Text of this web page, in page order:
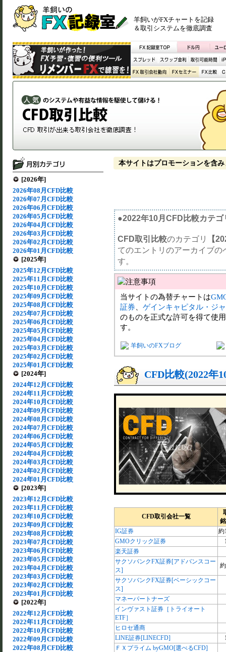
羊飼いがFXチャートを記録
＆取引システムを徹底調査
[2026年]
2026年08月CFD比較
2026年07月CFD比較
2026年06月CFD比較
2026年05月CFD比較
2026年04月CFD比較
2026年03月CFD比較
2026年02月CFD比較
2026年01月CFD比較
[2025年]
2025年12月CFD比較
2025年11月CFD比較
2025年10月CFD比較
2025年09月CFD比較
2025年08月CFD比較
2025年07月CFD比較
2025年06月CFD比較
2025年05月CFD比較
2025年04月CFD比較
2025年03月CFD比較
2025年02月CFD比較
2025年01月CFD比較
[2024年]
2024年12月CFD比較
2024年11月CFD比較
2024年10月CFD比較
2024年09月CFD比較
2024年08月CFD比較
2024年07月CFD比較
2024年06月CFD比較
2024年05月CFD比較
2024年04月CFD比較
2024年03月CFD比較
2024年02月CFD比較
2024年01月CFD比較
[2023年]
2023年12月CFD比較
2023年11月CFD比較
2023年10月CFD比較
2023年09月CFD比較
2023年08月CFD比較
2023年07月CFD比較
2023年06月CFD比較
2023年05月CFD比較
2023年04月CFD比較
2023年03月CFD比較
2023年02月CFD比較
2023年01月CFD比較
[2022年]
2022年12月CFD比較
2022年11月CFD比較
2022年10月CFD比較
2022年09月CFD比較
2022年08月CFD比較
本サイトはプロモーションを含み
●2022年10月CFD比較カテゴ
CFD取引比較のカテゴリ
【
てのエントリのアーカイブ
す。
当サイトの為替チャートは
証券
ゲインキャピタル・ジ
のものを正式な許可を得て使
す。
羊飼いのFXブログ
CFD比較(2022年
CFD取引会社一覧
IG証券
約
GMOクリック証券
楽天証券
サクソバンクFX証券[アドバンスコー
ス]
サクソバンクFX証券[ベーシックコー
ス]
マネーパートナーズ
インヴァスト証券［トライオート
ETF］
ヒロセ通商
LINE証券[LINECFD]
ＦＸプライム byGMO[選べるCFD]